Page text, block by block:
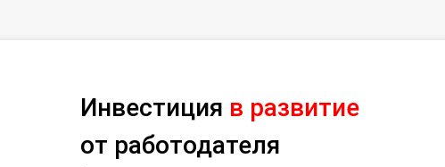
Инвестиция в развитие
от работодателя